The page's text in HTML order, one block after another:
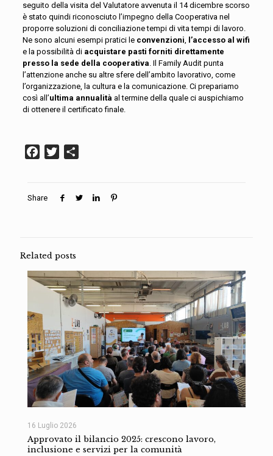
seguito della visita del Valutatore avvenuta il 14 dicembre scorso
è stato quindi riconosciuto l’impegno della Cooperativa nel
proporre soluzioni di conciliazione tempi di vita tempi di lavoro.
Ne sono alcuni esempi pratici le convenzioni, l’accesso al wifi
e la possibilità di acquistare pasti forniti direttamente
presso la sede della cooperativa. Il Family Audit punta
l’attenzione anche su altre sfere dell’ambito lavorativo, come
l’organizzazione, la cultura e la comunicazione. Ci prepariamo
così all’ultima annualità al termine della quale ci auspichiamo
di ottenere il certificato finale.
Facebook
Twitter
Share
Related posts
16 Luglio 2026
Approvato il bilancio 2025: crescono lavoro,
inclusione e servizi per la comunità